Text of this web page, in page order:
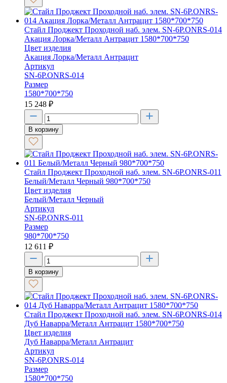
Стайл Проджект Проходной наб. элем. SN-6P.ONRS-014
Акация Лорка/Металл Антрацит 1580*700*750
Цвет изделия
Акация Лорка/Металл Антрацит
Артикул
SN-6P.ONRS-014
Размер
1580*700*750
15 248 ₽
В корзину
Стайл Проджект Проходной наб. элем. SN-6P.ONRS-011
Белый/Металл Черный 980*700*750
Цвет изделия
Белый/Металл Черный
Артикул
SN-6P.ONRS-011
Размер
980*700*750
12 611 ₽
В корзину
Стайл Проджект Проходной наб. элем. SN-6P.ONRS-014
Дуб Наварра/Металл Антрацит 1580*700*750
Цвет изделия
Дуб Наварра/Металл Антрацит
Артикул
SN-6P.ONRS-014
Размер
1580*700*750